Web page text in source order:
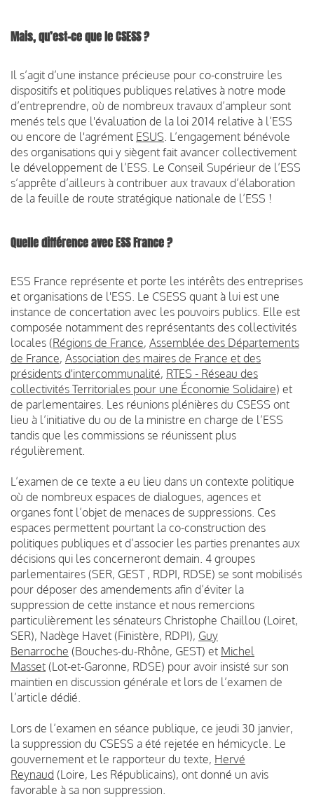
Mais, qu’est-ce que le CSESS ?
Il s’agit d’une instance précieuse pour co-construire les
dispositifs et politiques publiques relatives à notre mode
d’entreprendre, où de nombreux travaux d’ampleur sont
menés tels que l'évaluation de la loi 2014 relative à l’ESS
ou encore de l'agrément ESUS . L’engagement bénévole
des organisations qui y siègent fait avancer collectivement
le développement de l’ESS. Le Conseil Supérieur de l’ESS
s’apprête d’ailleurs à contribuer aux travaux d’élaboration
de la feuille de route stratégique nationale de l’ESS !
Quelle différence avec ESS France ?
ESS France représente et porte les intérêts des entreprises
et organisations de l'ESS. Le CSESS quant à lui est une
instance de concertation avec les pouvoirs publics. Elle est
composée notamment des représentants des collectivités
locales (Régions de France, Assemblée des Départements
de France, Association des maires de France et des
présidents d'intercommunalité, RTES - Réseau des
collectivités Territoriales pour une Économie Solidaire) et
de parlementaires. Les réunions plénières du CSESS ont
lieu à l’initiative du ou de la ministre en charge de l’ESS
tandis que les commissions se réunissent plus
régulièrement.
L’examen de ce texte a eu lieu dans un contexte politique
où de nombreux espaces de dialogues, agences et
organes font l’objet de menaces de suppressions. Ces
espaces permettent pourtant la co-construction des
politiques publiques et d’associer les parties prenantes aux
décisions qui les concerneront demain. 4 groupes
parlementaires (SER, GEST , RDPI, RDSE) se sont mobilisés
pour déposer des amendements afin d’éviter la
suppression de cette instance et nous remercions
particulièrement les sénateurs Christophe Chaillou (Loiret,
SER), Nadège Havet (Finistère, RDPI), Guy
Benarroche (Bouches-du-Rhône, GEST) et Michel
Masset (Lot-et-Garonne, RDSE) pour avoir insisté sur son
maintien en discussion générale et lors de l’examen de
l’article dédié.
Lors de l’examen en séance publique, ce jeudi 30 janvier,
la suppression du CSESS a été rejetée en hémicycle. Le
gouvernement et le rapporteur du texte, Hervé
Reynaud (Loire, Les Républicains), ont donné un avis
favorable à sa non suppression.